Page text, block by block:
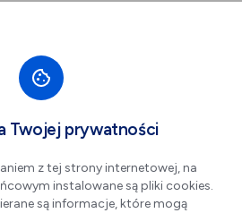
Bilet
Twojej prywatności
z tej strony internetowej, na
instalowane są pliki cookies.
są informacje, które mogą